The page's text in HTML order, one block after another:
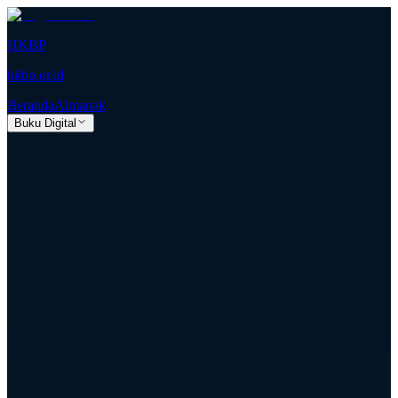
HKBP
hkbp.or.id
BerandaAlmanak
Buku Digital